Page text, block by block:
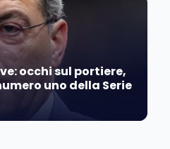
occhi sul portiere,
uno della Serie